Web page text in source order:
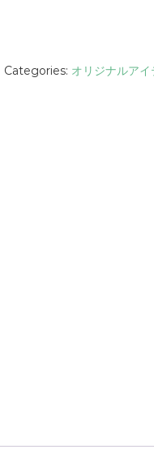
ロ
Categories: オリジナルアイ